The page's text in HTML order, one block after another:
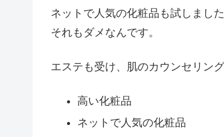
ネットで人気の化粧品も試しました
それもダメなんです。
エステも受け、肌のカウンセリン
高い化粧品
ネットで人気の化粧品